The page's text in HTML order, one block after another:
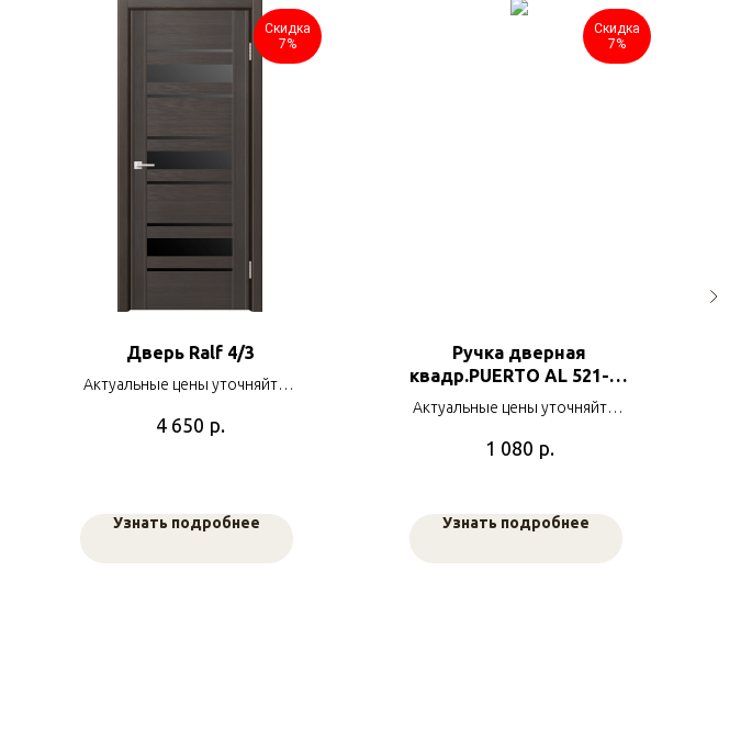
Скидка
7%
Дверь Ralf 4/3
Актуальные цены уточняйте у
4 650 р.
Узнать подробнее
Скидка
7%
Ручка дверная
квадр.PUERTO AL 521-03
SC/CP. хр.мат./хр.бл.
Актуальные цены уточняйте у
1 080 р.
Узнать подробнее